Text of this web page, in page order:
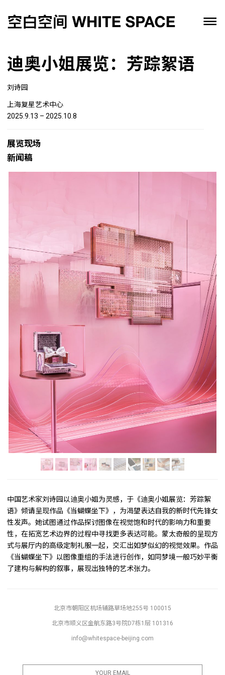
迪奥小姐展览：芳踪絮语
刘诗园
上海复星艺术中心
2025.9.13 – 2025.10.8
展览现场
新闻稿
中国艺术家刘诗园以迪奥小姐为灵感，于《迪奥小姐展览：芳踪絮
语》倾请呈现作品《当蝴蝶坐下》，为渴望表达自我的新时代先锋女
性发声。她试图通过作品探讨图像在视觉饱和时代的影响力和重要
性，在拓宽艺术边界的过程中寻找更多表达可能。蒙太奇般的呈现方
式与展厅内的高级定制礼服一起，交汇出如梦似幻的视觉效果。作品
《当蝴蝶坐下》以图像重组的手法进行创作，如同梦境一般巧妙平衡
了建构与解构的叙事，展现出独特的艺术张力。
北京市朝阳区机场辅路草场地255号 100015
北京市顺义区金航东路3号院D7栋1层 101316
info@whitespace-beijing.com